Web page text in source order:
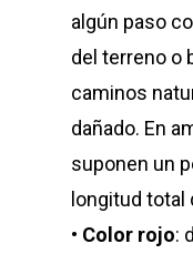
algún paso
del terreno o
caminos
dañado. En
suponen un
longitud total
• Color rojo: